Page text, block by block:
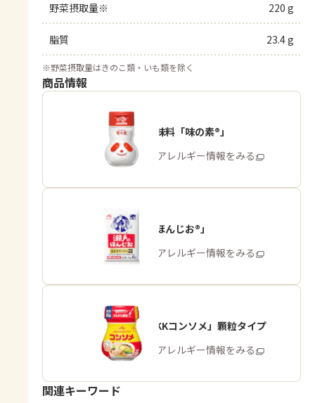
野菜摂取量※ 220 g
脂質 23.4 g
※野菜摂取量はきのこ類・いも類を除く
商品情報
うま味調味料「味の素®」
商品・アレルギー情報をみる
「瀬戸のほんじお®」
商品・アレルギー情報をみる
「味の素KKコンソメ」顆粒タイプ
商品・アレルギー情報をみる
関連キーワード